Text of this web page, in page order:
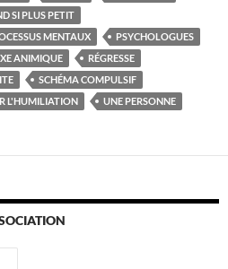
SI PLUS PETIT
MENTAUX
PSYCHOLOGUES
ANIMIQUE
RÉGRESSE
SCHÉMA COMPULSIF
L'HUMILIATION UNE PERSONNE